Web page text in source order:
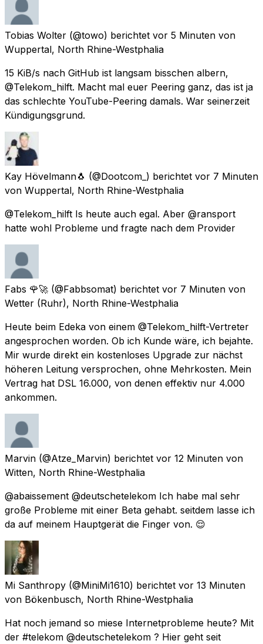
Tobias Wolter (@towo) berichtet vor 5 Minuten von
Wuppertal, North Rhine-Westphalia
15 KiB/s nach GitHub ist langsam bisschen albern,
@Telekom_hilft. Macht mal euer Peering ganz, das ist ja
das schlechte YouTube-Peering damals. War seinerzeit
Kündigungsgrund.
Kay Hövelmann🐧 (@Dootcom_) berichtet vor 7 Minuten
von Wuppertal, North Rhine-Westphalia
@Telekom_hilft Is heute auch egal. Aber @ransport
hatte wohl Probleme und fragte nach dem Provider
Fabs 🌹🚀 (@Fabbsomat) berichtet vor 7 Minuten von
Wetter (Ruhr), North Rhine-Westphalia
Heute beim Edeka von einem @Telekom_hilft-Vertreter
angesprochen worden. Ob ich Kunde wäre, ich bejahte.
Mir wurde direkt ein kostenloses Upgrade zur nächst
höheren Leitung versprochen, ohne Mehrkosten. Mein
Vertrag hat DSL 16.000, von denen effektiv nur 4.000
ankommen.
Marvin (@Atze_Marvin) berichtet vor 12 Minuten von
Witten, North Rhine-Westphalia
@abaissement @deutschetelekom Ich habe mal sehr
große Probleme mit einer Beta gehabt. seitdem lasse ich
da auf meinem Hauptgerät die Finger von. 😌
Mi Santhropy (@MiniMi1610) berichtet vor 13 Minuten
von Bökenbusch, North Rhine-Westphalia
Hat noch jemand so miese Internetprobleme heute? Mit
der #telekom @deutschetelekom ? Hier geht seit